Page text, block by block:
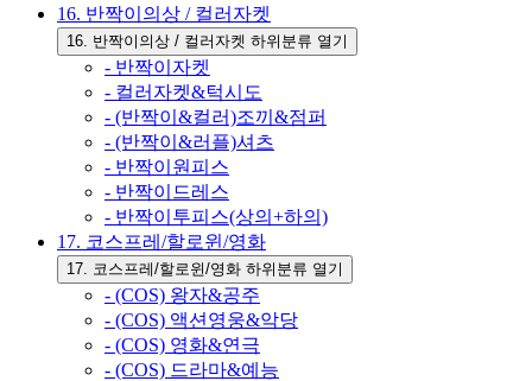
16. 반짝이의상 / 컬러자켓
16. 반짝이의상 / 컬러자켓 하위분류 열기
- 반짝이자켓
- 컬러자켓&턱시도
- (반짝이&컬러)조끼&점퍼
- (반짝이&러플)셔츠
- 반짝이원피스
- 반짝이드레스
- 반짝이투피스(상의+하의)
17. 코스프레/할로윈/영화
17. 코스프레/할로윈/영화 하위분류 열기
- (COS) 왕자&공주
- (COS) 액션영웅&악당
- (COS) 영화&연극
- (COS) 드라마&예능